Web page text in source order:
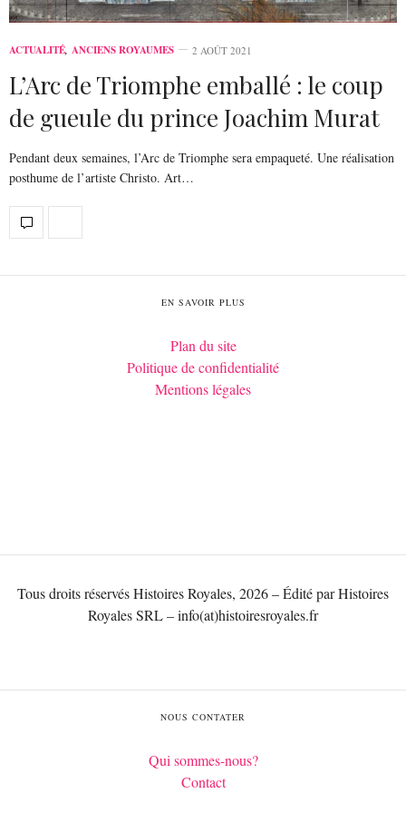
ACTUALITÉ, ANCIENS ROYAUMES 2 AOÛT 2021
L’Arc de Triomphe emballé : le coup
de gueule du prince Joachim Murat
Pendant deux semaines, l’Arc de Triomphe sera empaqueté. Une réalisation
posthume de l’artiste Christo. Art…
EN SAVOIR PLUS
Plan du site
Politique de confidentialité
Mentions légales
Tous droits réservés Histoires Royales, 2026 – Édité par Histoires
Royales SRL – info(at)histoiresroyales.fr
NOUS CONTATER
Qui sommes-nous?
Contact